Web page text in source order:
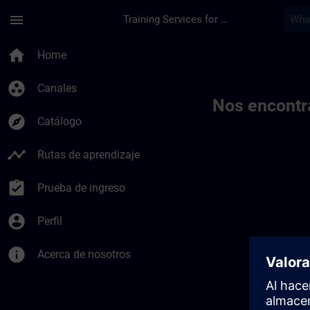
menu Training Services for Digital Industries
home Home
group_work Canales
explore Catálogo
timeline Rutas de aprendizaje
assignment_turned_in Prueba de ingreso
account_circle Perfil
info Acerca de nosotros
Nos